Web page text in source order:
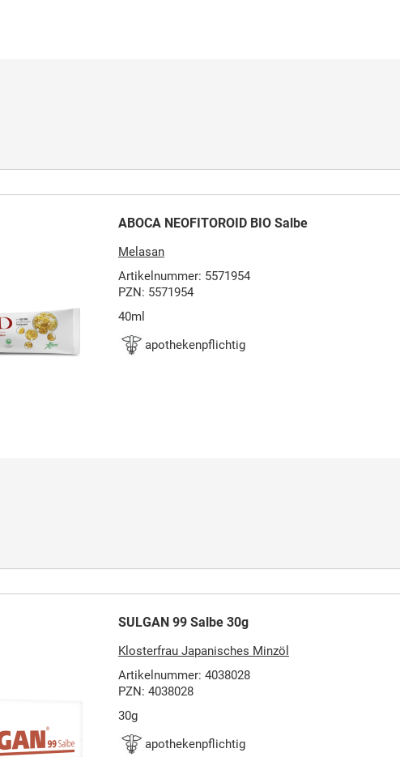
ABOCA NEOFITOROID BIO Salbe
Melasan
Artikelnummer: 5571954
PZN: 5571954
40ml
apothekenpflichtig
SULGAN 99 Salbe 30g
Klosterfrau Japanisches Minzöl
Artikelnummer: 4038028
PZN: 4038028
30g
apothekenpflichtig